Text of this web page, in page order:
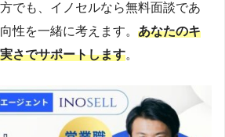
でも、イノセルなら無料面談であ
性を一緒に考えます。 あなたのキ
さでサポートします。